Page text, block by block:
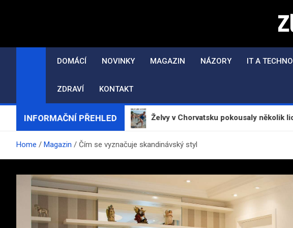
Aktuální
DOMÁCÍ
NOVINKY MAGAZIN NÁZORY IT A
ZDRAVÍ KONTAKT
INFORMAČNÍ PŘEHLED
ve Zlíně a okolí Želvy v Chorvatsku pokousaly několik lidí
Home Magazin Čím se vyznačuje skandinávský styl